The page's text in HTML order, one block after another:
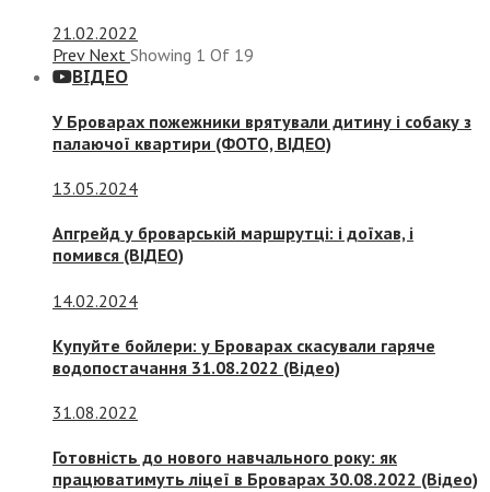
21.02.2022
Prev Next Showing 1 Of 19
ВІДЕО
У Броварах пожежники врятували дитину і собаку з
палаючої квартири (ФОТО, ВІДЕО)
13.05.2024
Апгрейд у броварській маршрутці: і доїхав, і
помився (ВІДЕО)
14.02.2024
Купуйте бойлери: у Броварах скасували гаряче
водопостачання 31.08.2022 (Відео)
31.08.2022
Готовність до нового навчального року: як
працюватимуть ліцеї в Броварах 30.08.2022 (Відео)